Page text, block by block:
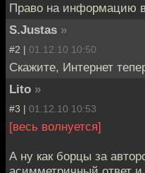
Право на информацию
S.Justas »
#2 | 01.12.10 10:50
Скажите, Интернет
Lito »
#3 | 01.12.10 10:53
[весь волнуется]
А ну как борцы за